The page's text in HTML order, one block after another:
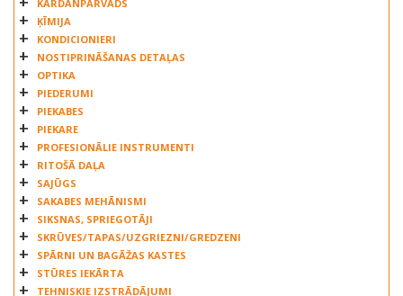
KARDĀNPĀRVADS
ĶĪMIJA
KONDICIONIERI
NOSTIPRINĀŠANAS DETAĻAS
OPTIKA
PIEDERUMI
PIEKABES
PIEKARE
PROFESIONĀLIE INSTRUMENTI
RITOŠĀ DAĻA
SAJŪGS
SAKABES MEHĀNISMI
SIKSNAS, SPRIEGOTĀJI
SKRŪVES/TAPAS/UZGRIEZNI/GREDZENI
SPĀRNI UN BAGĀŽAS KASTES
STŪRES IEKĀRTA
TEHNISKIE IZSTRĀDĀJUMI